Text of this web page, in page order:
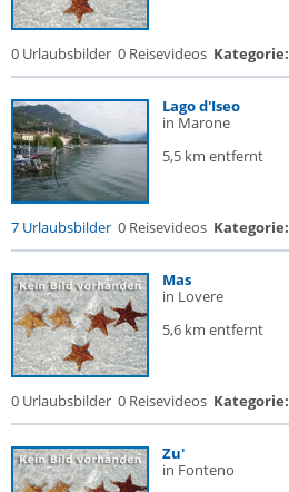
0 Urlaubsbilder 0 Reisevideos Kategorie:
Lago d'Iseo
in Marone
5,5 km entfernt
7 Urlaubsbilder 0 Reisevideos Kategorie:
Mas
in Lovere
5,6 km entfernt
0 Urlaubsbilder 0 Reisevideos Kategorie:
Zu'
in Fonteno